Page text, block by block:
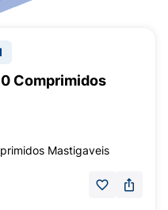
Comprimidos
Mastigaveis